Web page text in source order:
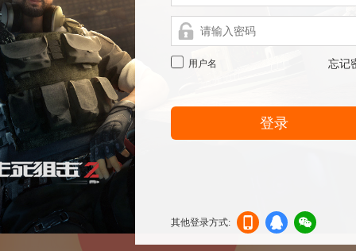
用户名 忘记
登录
其他登录方式:
机登
登录
信登